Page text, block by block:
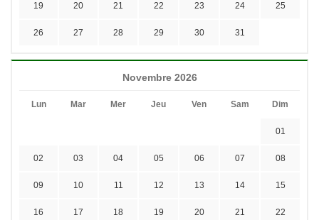
19 20 21 22 23 24 25
26 27 28 29 30 31
Novembre 2026
Lun Mar Mer Jeu Ven Sam Dim
01
02 03 04 05 06 07 08
09 10 11 12 13 14 15
16 17 18 19 20 21 22